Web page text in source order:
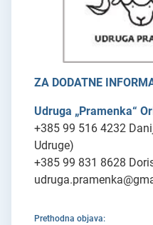
ZA DODATNE
Udruga „Pramenka“
+385 99 516 4232
Udruge)
+385 99 831 8628
Prethodna objava: